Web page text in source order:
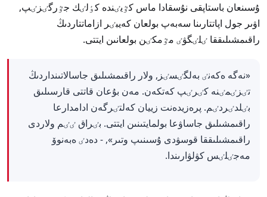
ۇسىنعان باستاپقى نۇسقادا ماس كٷيٸندە كٶلٸك جٷرگٸزٸپ,
اۋىر جول اپاتتارىنا سەبەپ بولعان كەيبٸر ازاماتتاردىڭ
راقىمشىلىققا ٸلٸگۋٸ مٷمكٸن بولعانىن ايتتى.
«نەگە ەكەنٸ بەلگٸسٸز, ولار راقىمشىلىق جاسالاتىنداردىڭ
تٸزٸمٸنە كٸرٸپ كەتكەن. مەن بۇعان قاتتى قارسىلىق
بٸلدٸردٸم. پرەزيدەنت زييان كەلتٸرگەن ادامدارعا
راقىمشىلىق جاساۋعا بولمايتىنىن ايتتى. بٸراق ٸٸم ولاردى
راقىمشىلىققا قوسۋدى ۇسىنىپ وتىر», - دەدٸ ەبەنوۆ
مەجٸلٸس كۋلۋارىندا.